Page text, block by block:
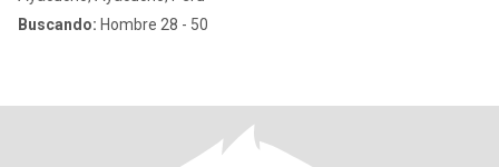
Buscando: Hombre 28 - 50